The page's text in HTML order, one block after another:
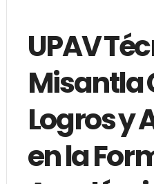
UPAV
Misantla
Logros y
en la